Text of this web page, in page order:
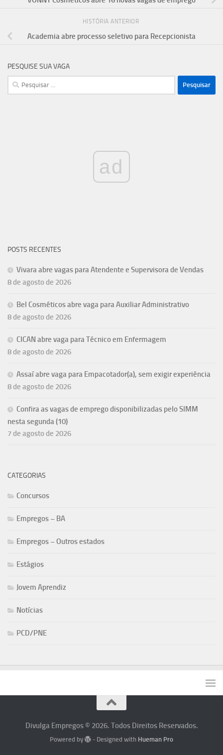
HISTÓRIA ANTERIOR
Academia abre processo seletivo para Recepcionista
PESQUISE SUA VAGA
Pesquisar
por:
ad
POSTS RECENTES
Vivara abre vagas para Atendente e Supervisora de Vendas
8 de agosto de 2026
Bel Cosméticos abre vaga para Auxiliar Administrativo
8 de agosto de 2026
CICAN abre vaga para Técnico em Enfermagem
8 de agosto de 2026
Assaí abre vaga para Empacotador(a), sem exigir experiência
8 de agosto de 2026
Confira as vagas de emprego disponibilizadas pelo SIMM
nesta segunda (10)
7 de agosto de 2026
CATEGORIAS
Concursos
Empregos – BA
Empregos – Outros estados
Estágios
Jovem Aprendiz
Notícias
PCD/PNE
Divulga Empregos © 2026. Todos Direitos Reservados.
Powered by - Designed with Hueman Pro